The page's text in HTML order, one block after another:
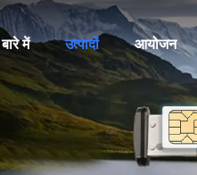
में उत्पादों आयोजन